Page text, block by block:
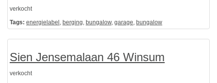
verkocht
Tags: energielabel , berging, bungalow, garage, bungalow
Sien Jensemalaan 46 Winsum
verkocht